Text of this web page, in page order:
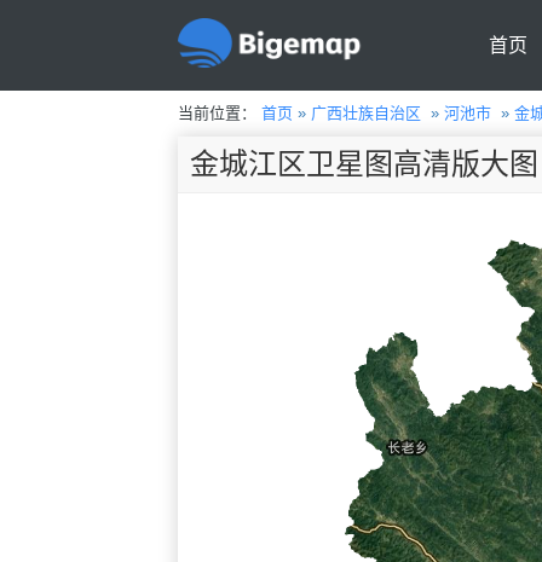
首页
当前位置： 首页» 广西壮族自治区 » 河池市» 金
金城江区卫星图高清版大图